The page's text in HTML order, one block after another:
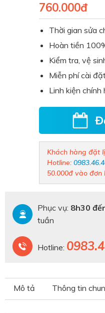
760.000đ
Thời gian sửa
Hoàn tiền
Kiểm tra, vệ
Miễn phí cài
Linh kiện chính
Khách hàng đặt
Hotline:
50.000đ vào đơn
Phục vụ: 8h30
tuần
Hotline:
Mô tả Thông tin